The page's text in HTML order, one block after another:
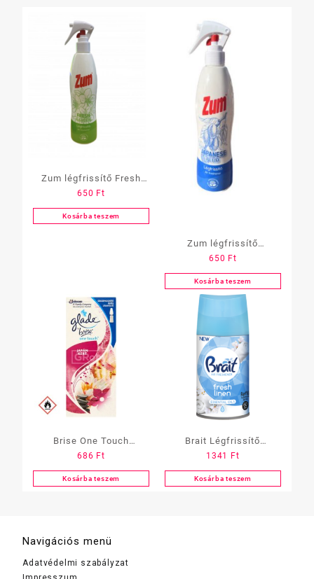
Zum légfrissítő Fresh
Garden 300ml
650 Ft
Kosárba teszem
Zum légfrissítő
Japanese plum 300ml
650 Ft
Kosárba teszem
Brise One Touch
készülékhez utántöltő.10
ml
686 Ft
Kosárba teszem
Brait Légfrissítő
Utántöltő 250ml többféle
1341 Ft
Kosárba teszem
Navigációs menü
Adatvédelmi szabályzat